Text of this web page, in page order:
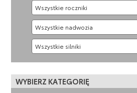
WYBIERZ KATEGORIĘ